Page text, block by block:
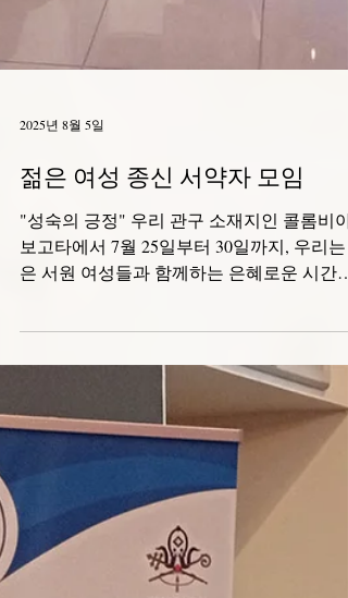
젊은 여성 종신 서약자 모임
"성숙의 긍정" 우리 관구 소재지인 콜롬비아
보고타에서 7월 25일부터 30일까지, 우리는
은 서원 여성들과 함께하는 은혜로운 시간을
가졌습니다. 이 모임의 주제는 "성숙의 긍
정"이었습니다. 우리는 삶의 이 특별한 시기
우리의 "긍정"을...